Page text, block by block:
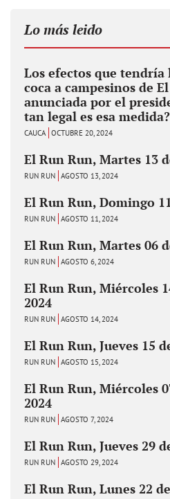
Lo más leido
Los efectos que
coca a campesinos de
anunciada por el
tan legal es esa medida?
CAUCA OCTUBRE 20, 2024
El Run Run, Martes 13
RUN RUN AGOSTO 13, 2024
El Run Run, Domingo
RUN RUN AGOSTO 11, 2024
El Run Run, Martes 06
RUN RUN AGOSTO 6, 2024
El Run Run, Miércoles
2024
RUN RUN AGOSTO 14, 2024
El Run Run, Jueves 15
RUN RUN AGOSTO 15, 2024
El Run Run, Miércoles
2024
RUN RUN AGOSTO 7, 2024
El Run Run, Jueves 29
RUN RUN AGOSTO 29, 2024
El Run Run, Lunes 22